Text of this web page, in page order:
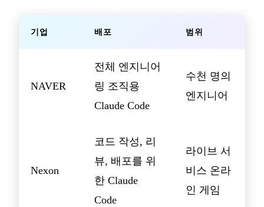
기업 배포 범위
NAVER
전체 엔지니어
링 조직용
Claude Code
수천 명의
엔지니어
Nexon
코드 작성, 리
뷰, 배포를 위
한 Claude
Code
라이브 서
비스 온라
인 게임